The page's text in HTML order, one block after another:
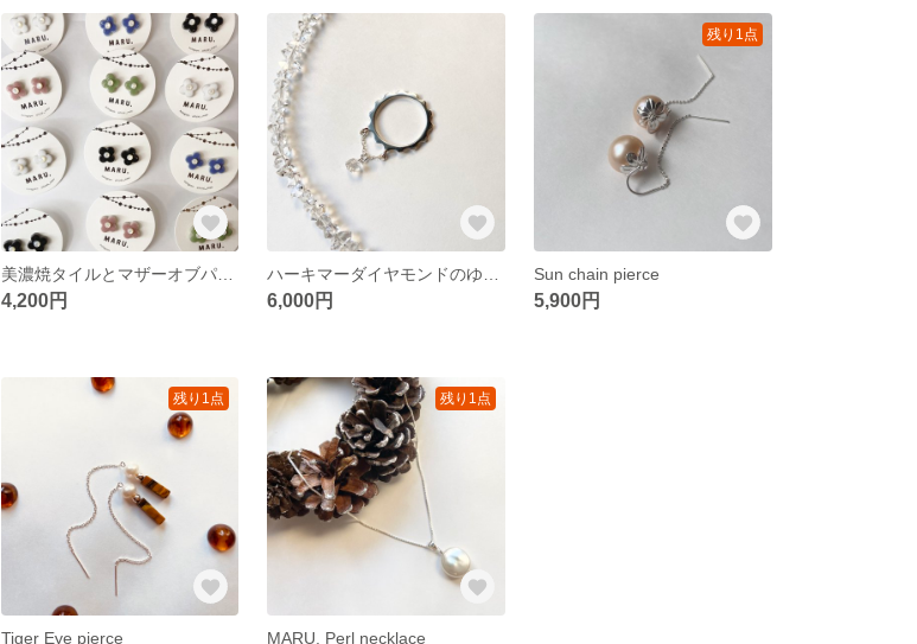
美濃焼タイルとマザーオブパールのお花ピアス☆ 日の光が当たるととても綺麗に｜MINOYAKI Flower
4,200円 6,000円
残り1点
Sun chain pierce
5,900円
残り1点
Tiger Eye pierce
残り1点
MARU. Perl necklace